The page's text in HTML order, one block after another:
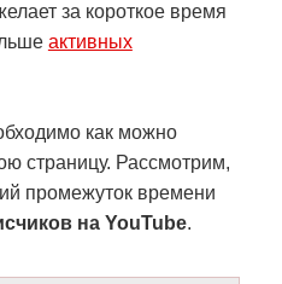
за короткое время
активных
как можно
страницу. Рассмотрим,
промежуток времени
на YouTube.